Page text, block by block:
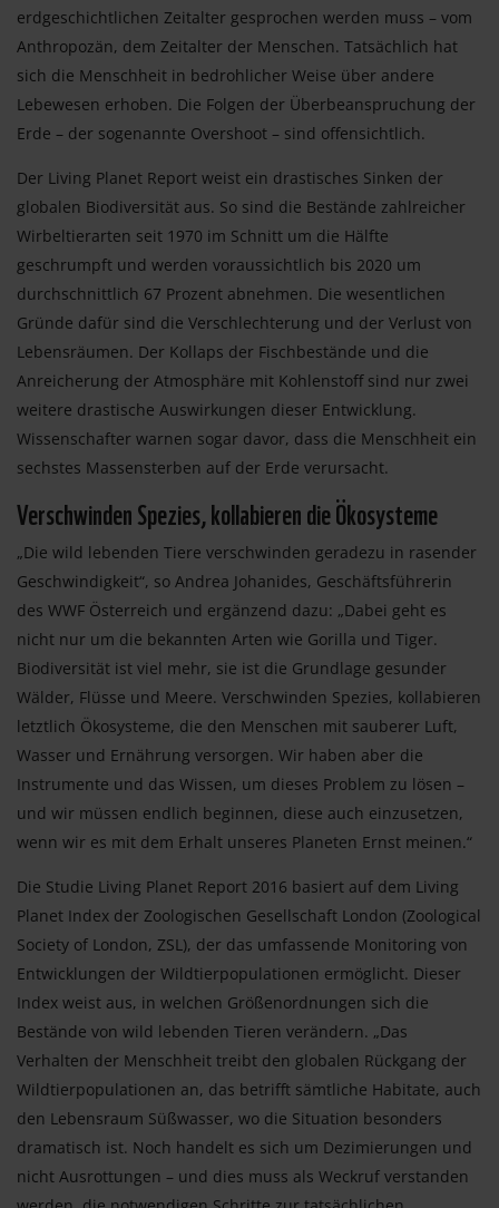
erdgeschichtlichen Zeitalter gesprochen werden muss – vom
Anthropozän, dem Zeitalter der Menschen. Tatsächlich hat
sich die Menschheit in bedrohlicher Weise über andere
Lebewesen erhoben. Die Folgen der Überbeanspruchung der
Erde – der sogenannte Overshoot – sind offensichtlich.
Der Living Planet Report weist ein drastisches Sinken der
globalen Biodiversität aus. So sind die Bestände zahlreicher
Wirbeltierarten seit 1970 im Schnitt um die Hälfte
geschrumpft und werden voraussichtlich bis 2020 um
durchschnittlich 67 Prozent abnehmen. Die wesentlichen
Gründe dafür sind die Verschlechterung und der Verlust von
Lebensräumen. Der Kollaps der Fischbestände und die
Anreicherung der Atmosphäre mit Kohlenstoff sind nur zwei
weitere drastische Auswirkungen dieser Entwicklung.
Wissenschafter warnen sogar davor, dass die Menschheit ein
sechstes Massensterben auf der Erde verursacht.
Verschwinden Spezies, kollabieren die Ökosysteme
„Die wild lebenden Tiere verschwinden geradezu in rasender
Geschwindigkeit“, so Andrea Johanides, Geschäftsführerin
des WWF Österreich und ergänzend dazu: „Dabei geht es
nicht nur um die bekannten Arten wie Gorilla und Tiger.
Biodiversität ist viel mehr, sie ist die Grundlage gesunder
Wälder, Flüsse und Meere. Verschwinden Spezies, kollabieren
letztlich Ökosysteme, die den Menschen mit sauberer Luft,
Wasser und Ernährung versorgen. Wir haben aber die
Instrumente und das Wissen, um dieses Problem zu lösen –
und wir müssen endlich beginnen, diese auch einzusetzen,
wenn wir es mit dem Erhalt unseres Planeten Ernst meinen.“
Die Studie Living Planet Report 2016 basiert auf dem Living
Planet Index der Zoologischen Gesellschaft London (Zoological
Society of London, ZSL), der das umfassende Monitoring von
Entwicklungen der Wildtierpopulationen ermöglicht. Dieser
Index weist aus, in welchen Größenordnungen sich die
Bestände von wild lebenden Tieren verändern. „Das
Verhalten der Menschheit treibt den globalen Rückgang der
Wildtierpopulationen an, das betrifft sämtliche Habitate, auch
den Lebensraum Süßwasser, wo die Situation besonders
dramatisch ist. Noch handelt es sich um Dezimierungen und
nicht Ausrottungen – und dies muss als Weckruf verstanden